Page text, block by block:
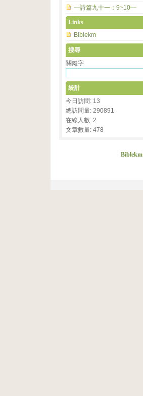
—詩篇九十一：9~10—
Links
Biblekm
搜尋
關鍵字
統計
今日訪問: 13
總訪問量: 290891
在線人數: 2
文章數量: 478
Biblekm